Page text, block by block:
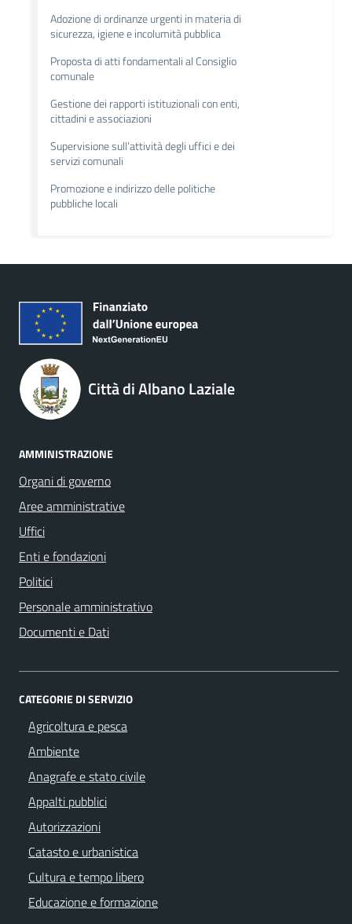
Adozione di ordinanze urgenti in materia di
sicurezza, igiene e incolumità pubblica
Proposta di atti fondamentali al Consiglio
comunale
Gestione dei rapporti istituzionali con enti,
cittadini e associazioni
Supervisione sull’attività degli uffici e dei
servizi comunali
Promozione e indirizzo delle politiche
pubbliche locali
Città di Albano Laziale
AMMINISTRAZIONE
Organi di governo
Aree amministrative
Uffici
Enti e fondazioni
Politici
Personale amministrativo
Documenti e Dati
CATEGORIE DI SERVIZIO
Agricoltura e pesca
Ambiente
Anagrafe e stato civile
Appalti pubblici
Autorizzazioni
Catasto e urbanistica
Cultura e tempo libero
Educazione e formazione